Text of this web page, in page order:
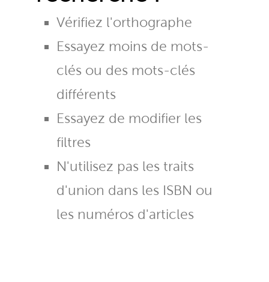
Vérifiez l'orthographe
Essayez moins de mots-
clés ou des mots-clés
différents
Essayez de modifier les
filtres
N'utilisez pas les traits
d'union dans les ISBN ou
les numéros d'articles